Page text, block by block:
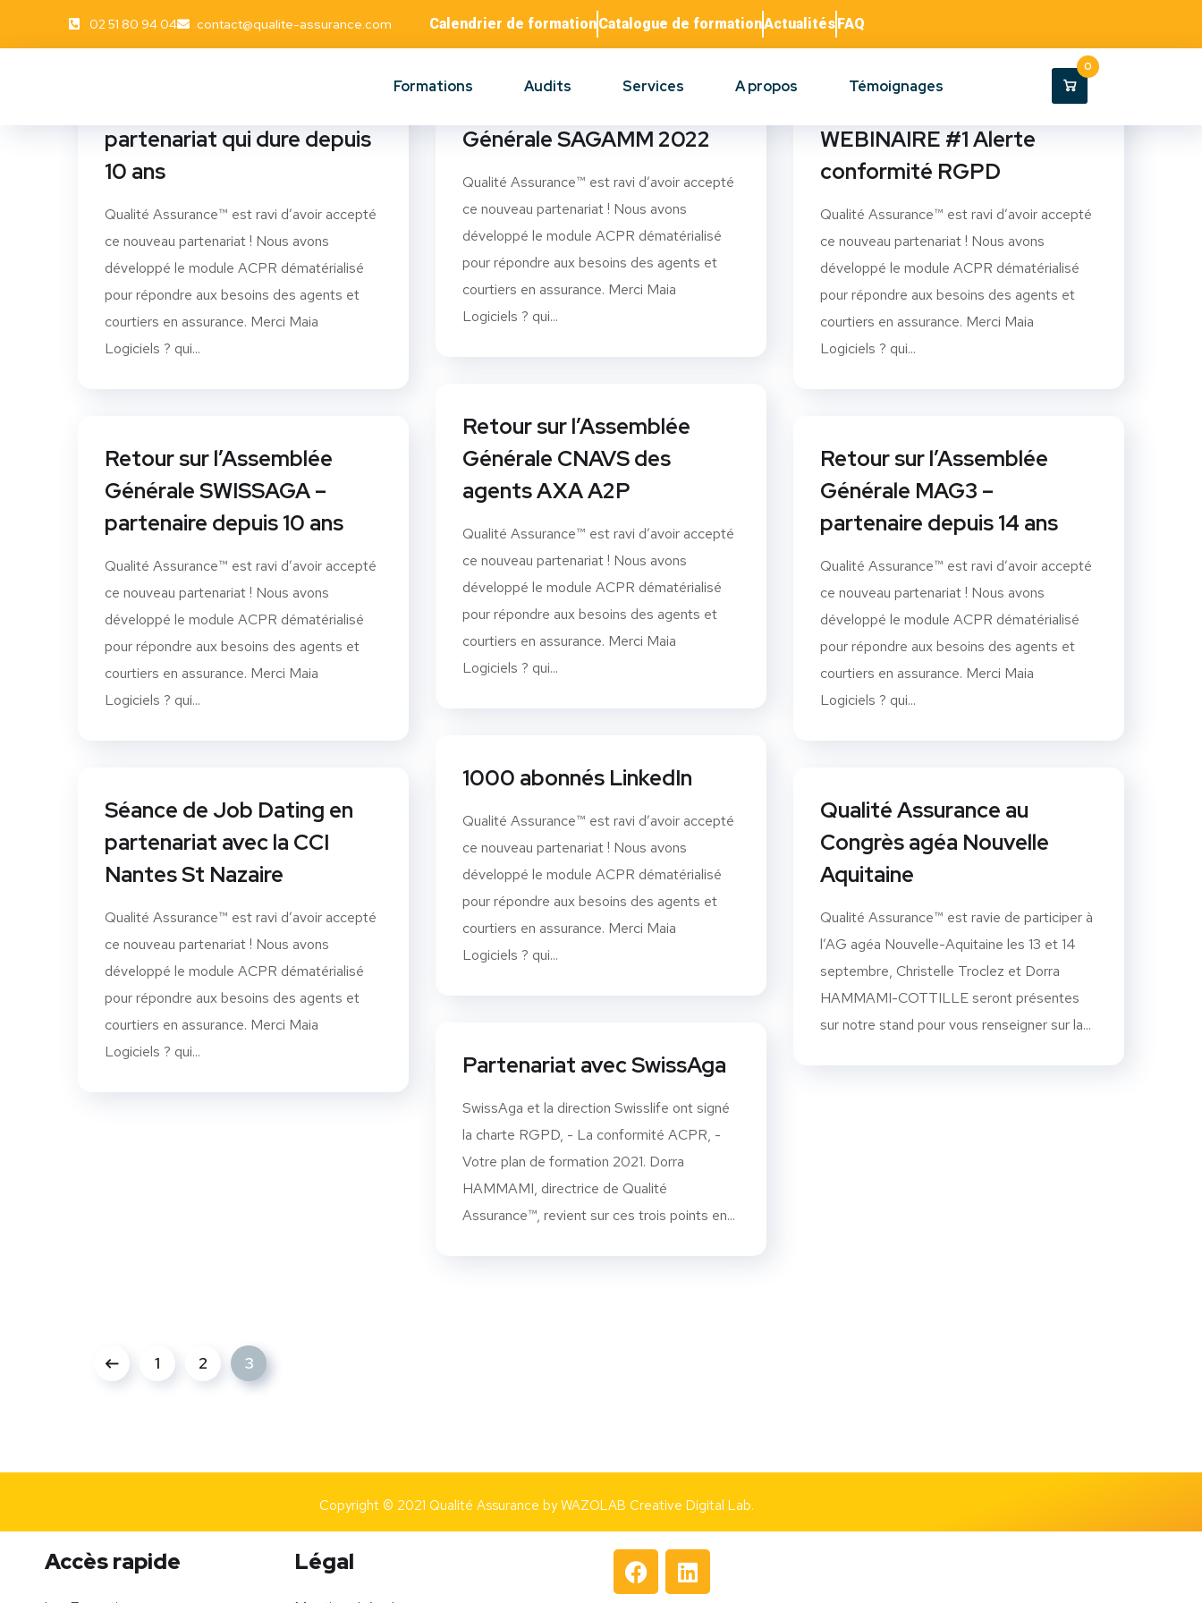
02 51 80 94 04 contact@qualite-assurance.com Calendrier de formationCatalogue de formationActualitésFAQ
Formations Audits Services A propos Témoignages
0
partenariat qui dure depuis
10 ans
Qualité Assurance™ est ravi d’avoir accepté
ce nouveau partenariat ! Nous avons
développé le module ACPR dématérialisé
pour répondre aux besoins des agents et
courtiers en assurance. Merci Maia
Logiciels ? qui...
Générale SAGAMM 2022
Qualité Assurance™ est ravi d’avoir accepté
ce nouveau partenariat ! Nous avons
développé le module ACPR dématérialisé
pour répondre aux besoins des agents et
courtiers en assurance. Merci Maia
Logiciels ? qui...
WEBINAIRE #1 Alerte
conformité RGPD
Qualité Assurance™ est ravi d’avoir accepté
ce nouveau partenariat ! Nous avons
développé le module ACPR dématérialisé
pour répondre aux besoins des agents et
courtiers en assurance. Merci Maia
Logiciels ? qui...
Retour sur l’Assemblée
Générale CNAVS des
agents AXA A2P
Qualité Assurance™ est ravi d’avoir accepté
ce nouveau partenariat ! Nous avons
développé le module ACPR dématérialisé
pour répondre aux besoins des agents et
courtiers en assurance. Merci Maia
Logiciels ? qui...
Retour sur l’Assemblée
Générale SWISSAGA –
partenaire depuis 10 ans
Qualité Assurance™ est ravi d’avoir accepté
ce nouveau partenariat ! Nous avons
développé le module ACPR dématérialisé
pour répondre aux besoins des agents et
courtiers en assurance. Merci Maia
Logiciels ? qui...
Retour sur l’Assemblée
Générale MAG3 –
partenaire depuis 14 ans
Qualité Assurance™ est ravi d’avoir accepté
ce nouveau partenariat ! Nous avons
développé le module ACPR dématérialisé
pour répondre aux besoins des agents et
courtiers en assurance. Merci Maia
Logiciels ? qui...
1000 abonnés LinkedIn
Qualité Assurance™ est ravi d’avoir accepté
ce nouveau partenariat ! Nous avons
développé le module ACPR dématérialisé
pour répondre aux besoins des agents et
courtiers en assurance. Merci Maia
Logiciels ? qui...
Séance de Job Dating en
partenariat avec la CCI
Nantes St Nazaire
Qualité Assurance™ est ravi d’avoir accepté
ce nouveau partenariat ! Nous avons
développé le module ACPR dématérialisé
pour répondre aux besoins des agents et
courtiers en assurance. Merci Maia
Logiciels ? qui...
Qualité Assurance au
Congrès agéa Nouvelle
Aquitaine
Qualité Assurance™ est ravie de participer à
l’AG agéa Nouvelle-Aquitaine les 13 et 14
septembre, Christelle Troclez et Dorra
HAMMAMI-COTTILLE seront présentes
sur notre stand pour vous renseigner sur la...
Partenariat avec SwissAga
SwissAga et la direction Swisslife ont signé
la charte RGPD, - La conformité ACPR, -
Votre plan de formation 2021. Dorra
HAMMAMI, directrice de Qualité
Assurance™, revient sur ces trois points en...
1 2 3
Copyright © 2021 Qualité Assurance byWAZOLAB Creative Digital Lab.
Accès rapide Légal